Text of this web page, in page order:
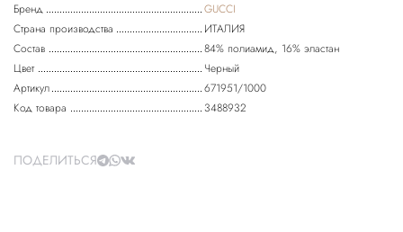
Бренд
GUCCI
Страна производства
ИТАЛИЯ
Состав
84% полиамид, 16% эластан
Цвет
Черный
Артикул
671951/1000
Код товара
3488932
ПОДЕЛИТЬСЯ